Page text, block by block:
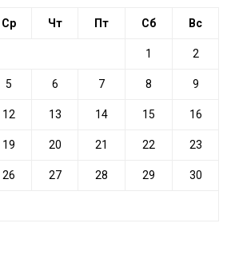
Ср Чт Пт Сб Вс
1 2
5 6 7 8 9
12 13 14 15 16
19 20 21 22 23
26 27 28 29 30